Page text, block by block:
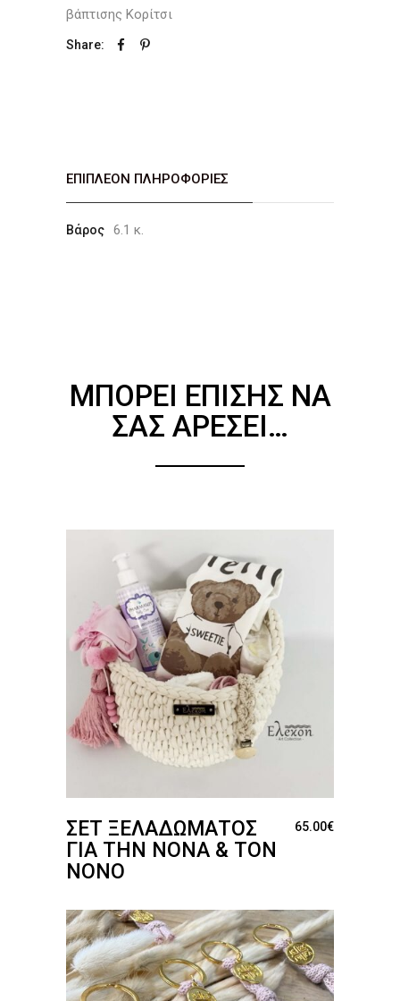
βάπτισης Κορίτσι
Share:
ΕΠΙΠΛΈΟΝ ΠΛΗΡΟΦΟΡΊΕΣ
Βάρος 6.1 κ.
ΜΠΟΡΕΊ ΕΠΊΣΗΣ ΝΑ
ΣΑΣ ΑΡΈΣΕΙ…
ΣΕΤ ΞΕΛΑΔΏΜΑΤΟΣ
ΓΙΑ ΤΗΝ ΝΟΝΆ & ΤΟΝ
ΝΟΝΌ
65.00€